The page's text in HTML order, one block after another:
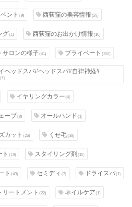
ベント(9) 西荻窪の美容情報(29)
グ(1) 西荻窪のお出かけ情報(10)
サロンの様子(41) プライベート(258)
ヘッドスパ#ヘッドスパ#自律神経#
(1)
イヤリングカラー(4)
ーブ(8) オールハンド(1)
カット(26) くせ毛(38)
ト(19) スタイリング剤(15)
ト(43) セミディ(7) ドライスパ(1)
リートメント(22) ネイルケア(1)